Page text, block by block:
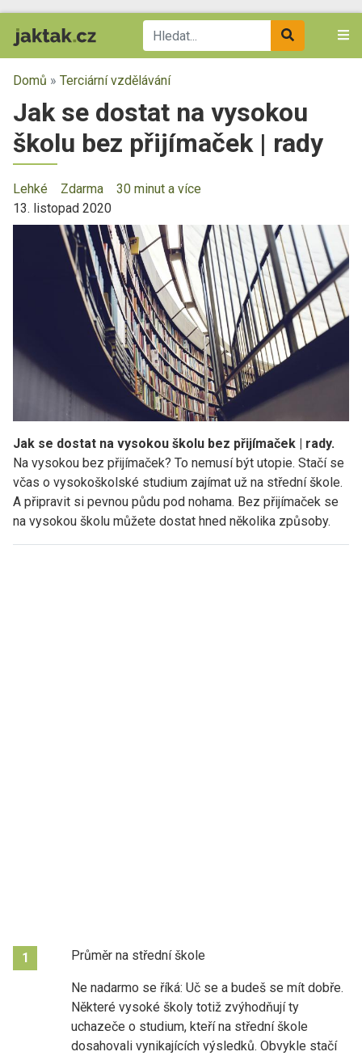
Domů » Terciární vzdělávání
Jak se dostat na vysokou
školu bez přijímaček | rady
Lehké Zdarma
30 minut a více
13. listopad 2020
Jak se dostat na vysokou školu bez přijímaček | rady.
Na vysokou bez přijímaček? To nemusí být utopie. Stačí se
včas o vysokoškolské studium zajímat už na střední škole.
A připravit si pevnou půdu pod nohama. Bez přijímaček se
na vysokou školu můžete dostat hned několika způsoby.
1 Průměr na střední škole
Ne nadarmo se říká: Uč se a budeš se mít dobře.
Některé vysoké školy totiž zvýhodňují ty
uchazeče o studium, kteří na střední škole
dosahovali vynikajících výsledků. Obvykle stačí